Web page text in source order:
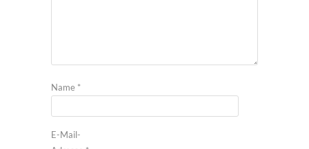
Name *
E-Mail-